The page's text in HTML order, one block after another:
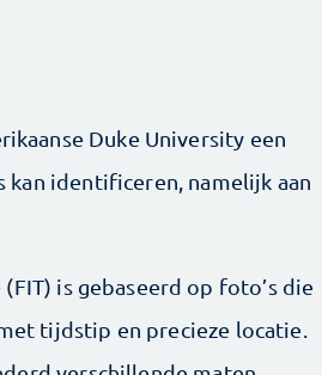
Duke University een
kan identificeren, namelijk aan
is gebaseerd op foto’s die
tijdstip en precieze locatie.